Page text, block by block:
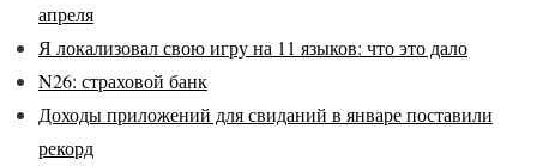
апреля
Я локализовал свою игру на 11 языков: что это дало
N26: страховой банк
Доходы приложений для свиданий в январе поставили
рекорд